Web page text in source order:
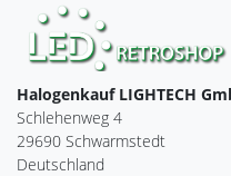
Halogenkauf LIGHTECH
Schlehenweg 4
29690 Schwarmstedt
Deutschland